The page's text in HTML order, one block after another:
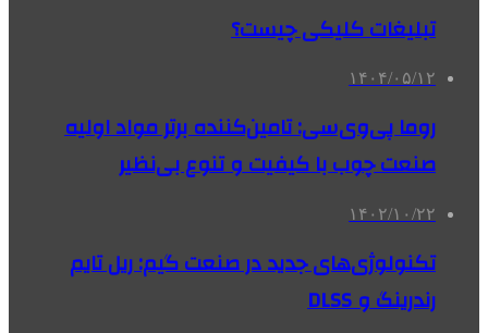
تبلیغات کلیکی چیست؟
۱۴۰۴/۰۵/۱۲
روما پی‌وی‌سی: تامین‌کننده برتر مواد اولیه
صنعت چوب با کیفیت و تنوع بی‌نظیر
۱۴۰۲/۱۰/۲۲
تکنولوژی‌های جدید در صنعت گیم: ریل‌ تایم
رندرینگ و DLSS